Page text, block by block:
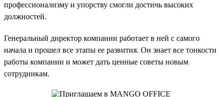
профессионализму и упорству смогли достичь высоких
должностей.
Генеральный директор компании работает в ней с самого
начала и прошел все этапы ее развития. Он знает все тонкости
работы компании и может дать ценные советы новым
сотрудникам.